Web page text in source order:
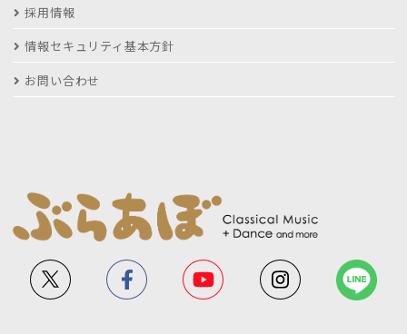
採用情報
情報セキュリティ基本方針
お問い合わせ